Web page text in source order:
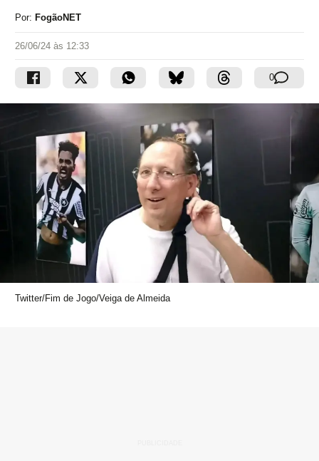
Por: FogãoNET
26/06/24 às 12:33
0
Twitter/Fim de Jogo/Veiga de Almeida